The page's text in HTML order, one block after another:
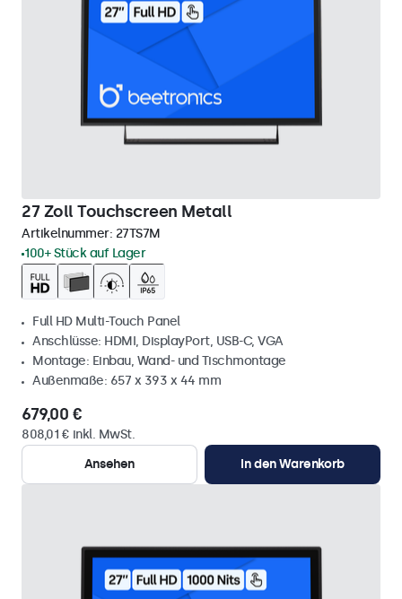
27 Zoll Touchscreen Metall
Artikelnummer: 27TS7M
100+ Stück auf Lager
Full HD Multi-Touch Panel
Anschlüsse: HDMI, DisplayPort, USB-C, VGA
Montage: Einbau, Wand- und Tischmontage
Außenmaße: 657 x 393 x 44 mm
679,00 €
808,01 € inkl. MwSt.
Ansehen
In den Warenkorb